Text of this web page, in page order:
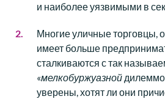
и наиболее уязвимыми в
Многие уличные торговцы,
имеет больше
сталкиваются с так
«мелкобуржуазной
уверены, хотят ли они